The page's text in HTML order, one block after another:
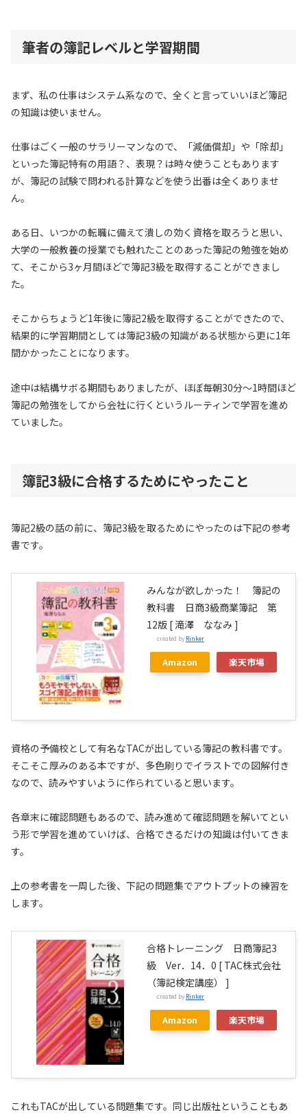
筆者の簿記レベルと学習期間
まず、私の仕事はシステム系なので、全くと言っていいほど簿記
の知識は使いません。
仕事はごく一般のサラリーマンなので、「減価償却」や「除却」
といった簿記特有の用語？、表現？は時々使うこともあります
が、簿記の試験で問われる計算などを使う出番は全くありませ
ん。
ある日、いつかの転職に備えて潰しの効く資格を取ろうと思い、
大学の一般教養の授業でも触れたことのあった簿記の勉強を始め
て、そこから3ヶ月間ほどで簿記3級を取得することができまし
た。
そこからちょうど1年後に簿記2級を取得することができたので、
結果的に学習期間としては簿記3級の知識がある状態から更に1年
間かかったことになります。
途中は結構サボる期間もありましたが、ほぼ毎朝30分～1時間ほど
簿記の勉強をしてから会社に行くというルーティンで学習を進め
ていました。
簿記3級に合格するためにやったこと
簿記2級の話の前に、簿記3級を取るためにやったのは下記の参考
書です。
みんなが欲しかった！ 簿記の
教科書 日商3級商業簿記 第
12版 [ 滝澤 ななみ ]
created by Rinker
Amazon 楽天市場
資格の予備校として有名なTACが出している簿記の教科書です。
そこそこ厚みのある本ですが、多色刷りでイラストでの図解付き
なので、読みやすいように作られていると思います。
各章末に確認問題もあるので、読み進めて確認問題を解いてとい
う形で学習を進めていけば、合格できるだけの知識は付いてきま
す。
上の参考書を一周した後、下記の問題集でアウトプットの練習を
します。
合格トレーニング 日商簿記3
級 Ver．14．0 [ TAC株式会社
（簿記検定講座） ]
created by Rinker
Amazon 楽天市場
これもTACが出している問題集です。同じ出版社ということもあ